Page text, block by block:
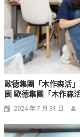
歐德集團「木作森活
園 歐德集團「木作森
2024 年 7 月 31 日